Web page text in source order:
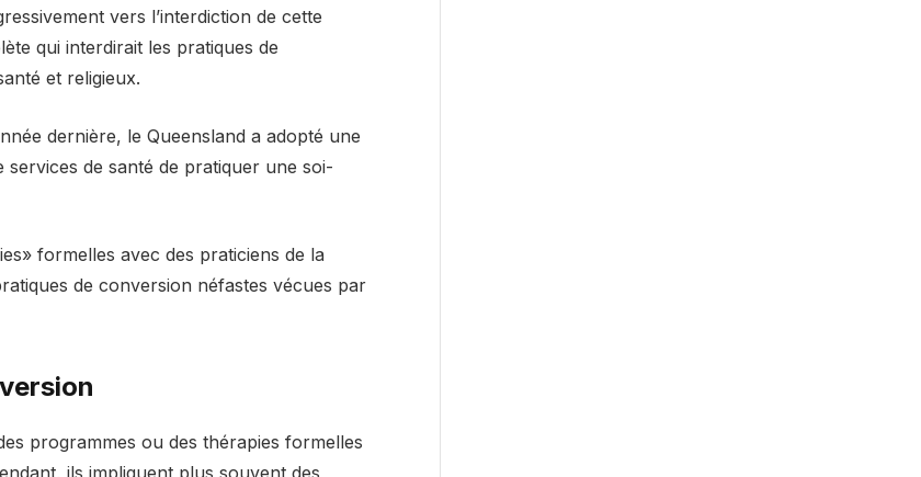
vers l’interdiction de cette
qui interdirait les pratiques de
et religieux.
dernière, le Queensland a adopté une
de santé de pratiquer une soi-
formelles avec des praticiens de la
de conversion néfastes vécues par
programmes ou des thérapies formelles
ils impliquent plus souvent des